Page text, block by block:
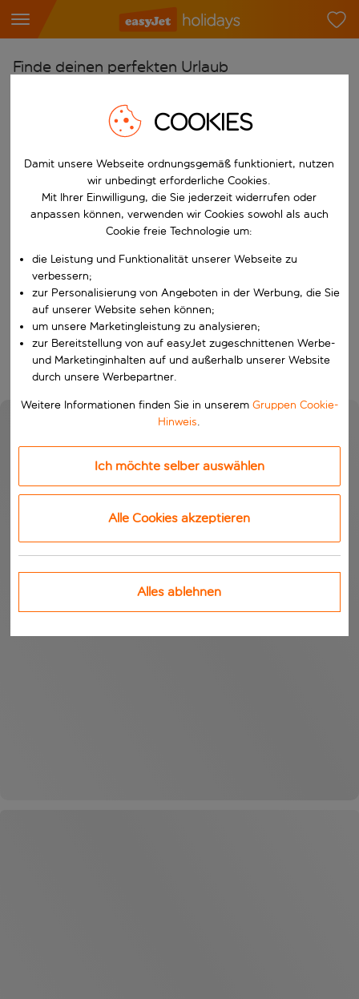
Finde deinen perfekten Urlaub
Flughafen wählen
Beginne mit der Eingabe für die automatische
Reiseziel wählen
Nach
Wähle ein Ab- und Rückflugdatum aus.
Reisezeitraum wählen
Wann
Suchen
COOKIES
Damit unsere Webseite ordnungsgemäß funktioniert, nutzen
wir unbedingt erforderliche Cookies.
Mit Ihrer Einwilligung, die Sie jederzeit widerrufen oder
anpassen können, verwenden wir Cookies sowohl als auch
Cookie freie Technologie um:
die Leistung und Funktionalität unserer Webseite zu
verbessern;
zur Personalisierung von Angeboten in der Werbung, die Sie
auf unserer Website sehen können;
um unsere Marketingleistung zu analysieren;
zur Bereitstellung von auf easyJet zugeschnittenen Werbe-
und Marketinginhalten auf und außerhalb unserer Website
durch unsere Werbepartner.
Weitere Informationen finden Sie in unserem Gruppen Cookie-
Hinweis.
Ich möchte selber auswählen
Alle Cookies akzeptieren
Alles ablehnen